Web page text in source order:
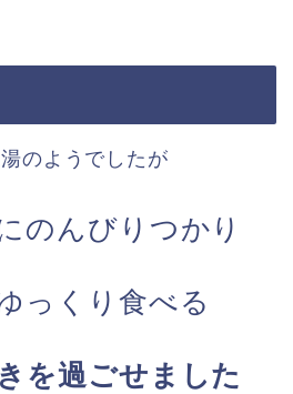
のようでしたが
のんびりつかり
っくり食べる
を過ごせました